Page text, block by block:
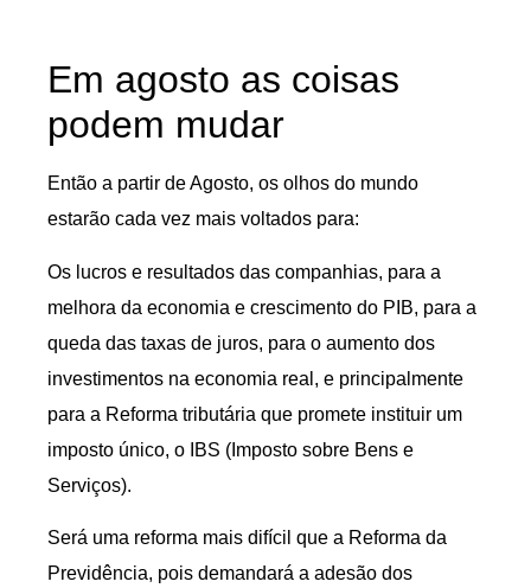
Em agosto as coisas
podem mudar
Então a partir de Agosto, os olhos do mundo
estarão cada vez mais voltados para:
Os lucros e resultados das companhias, para a
melhora da economia e crescimento do PIB, para a
queda das taxas de juros, para o aumento dos
investimentos na economia real, e principalmente
para a Reforma tributária que promete instituir um
imposto único, o IBS (Imposto sobre Bens e
Serviços).
Será uma reforma mais difícil que a Reforma da
Previdência, pois demandará a adesão dos